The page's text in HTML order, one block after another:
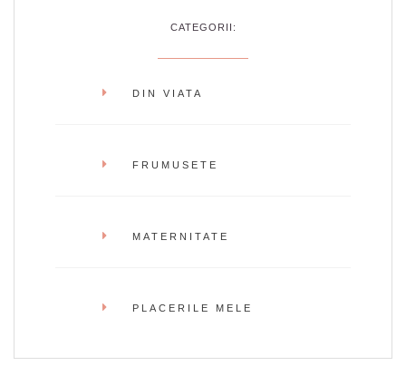
CATEGORII:
DIN VIATA
FRUMUSETE
MATERNITATE
PLACERILE MELE